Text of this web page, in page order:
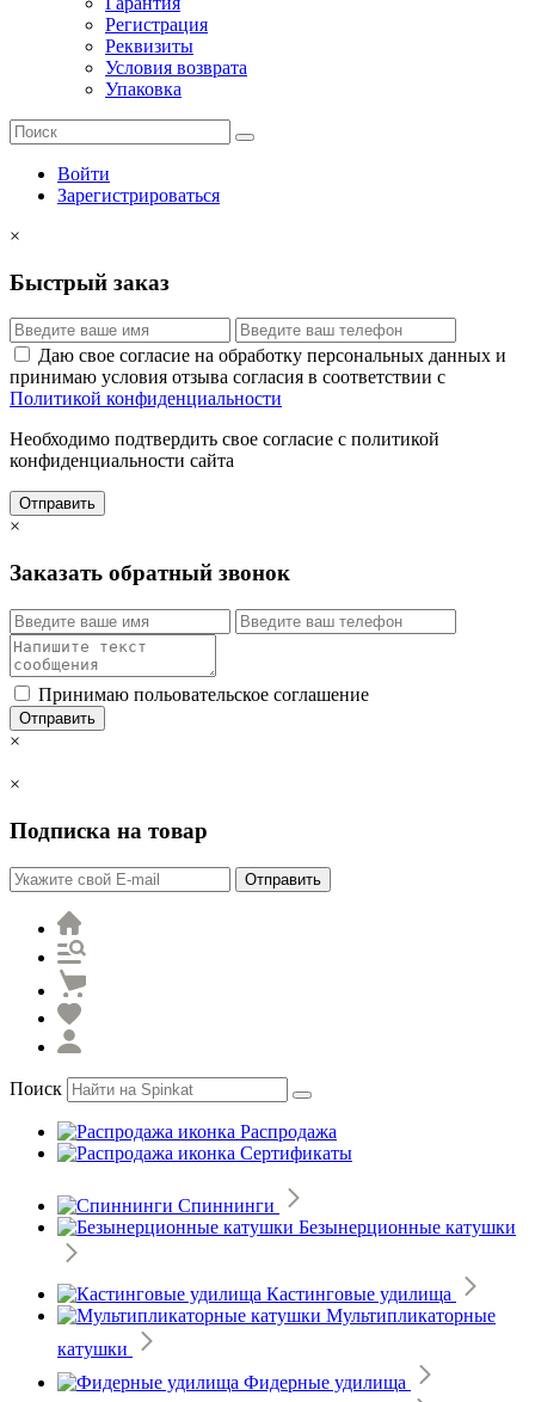
Регистрация
Реквизиты
Условия возврата
Упаковка
Войти
Зарегистрироваться
×
Быстрый заказ
Даю свое согласие на обработку персональных данных и
принимаю условия отзыва согласия в соответствии с
Политикой конфиденциальности
Необходимо подтвердить свое согласие с политикой
конфиденциальности сайта
Отправить
×
Заказать обратный звонок
Принимаю польовательское соглашение
Отправить
×
×
Подписка на товар
Отправить
Поиск
Распродажа
Сертификаты
Спиннинги
Безынерционные катушки
Кастинговые удилища
Мультипликаторные
катушки
Фидерные удилища